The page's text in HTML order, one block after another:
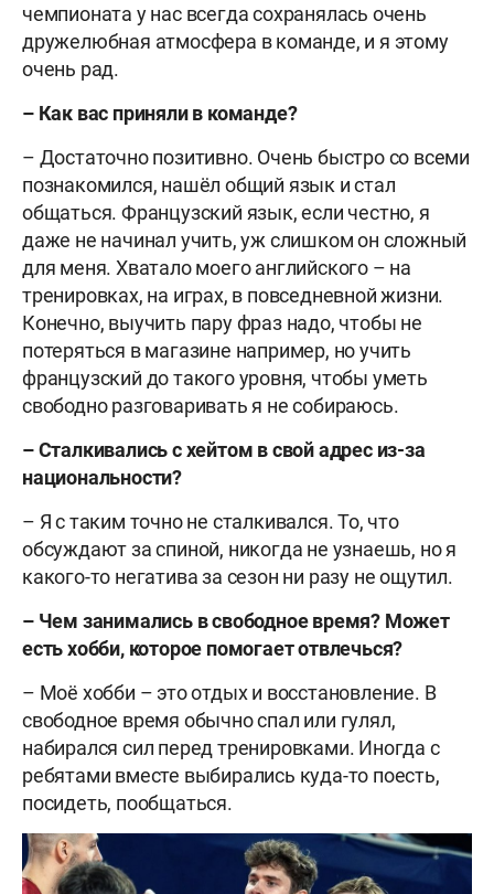
чемпионата у нас всегда сохранялась очень
дружелюбная атмосфера в команде, и я этому
очень рад.
– Как вас приняли в команде?
– Достаточно позитивно. Очень быстро со всеми
познакомился, нашёл общий язык и стал
общаться. Французский язык, если честно, я
даже не начинал учить, уж слишком он сложный
для меня. Хватало моего английского – на
тренировках, на играх, в повседневной жизни.
Конечно, выучить пару фраз надо, чтобы не
потеряться в магазине например, но учить
французский до такого уровня, чтобы уметь
свободно разговаривать я не собираюсь.
– Сталкивались с хейтом в свой адрес из-за
национальности?
– Я с таким точно не сталкивался. То, что
обсуждают за спиной, никогда не узнаешь, но я
какого-то негатива за сезон ни разу не ощутил.
– Чем занимались в свободное время? Может
есть хобби, которое помогает отвлечься?
– Моё хобби – это отдых и восстановление. В
свободное время обычно спал или гулял,
набирался сил перед тренировками. Иногда с
ребятами вместе выбирались куда-то поесть,
посидеть, пообщаться.